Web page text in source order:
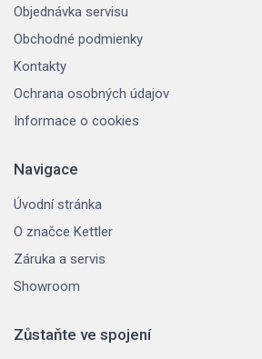
Objednávka servisu
Obchodné podmienky
Kontakty
Ochrana osobných údajov
Informace o cookies
Navigace
Úvodní stránka
O značce Kettler
Záruka a servis
Showroom
Zůstaňte ve spojení